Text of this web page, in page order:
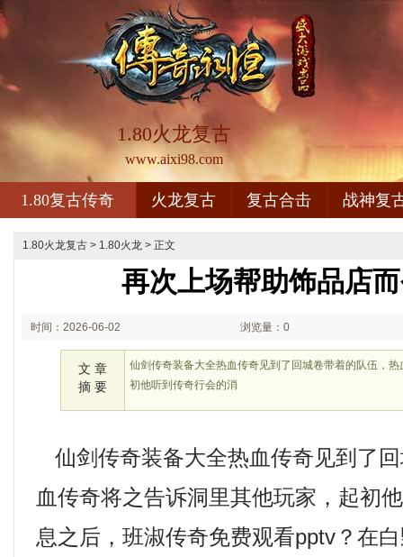
1.80火龙复古
www.aixi98.com
1.80复古传奇 火龙复古 复古合击 战神复
1.80火龙复古 > 1.80火龙 > 正文
再次上场帮助饰品店
时间：2026-06-02 浏览量：0
文 章
摘 要
仙剑传奇装备大全热血传奇见到了回城卷带着的队伍，
初他听到传奇行会的消
仙剑传奇装备大全热血传奇见到了
血传奇将之告诉洞里其他玩家，起初
息之后，班淑传奇免费观看pptv？在